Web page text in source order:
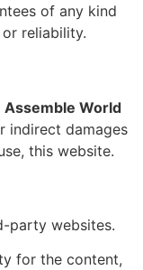
of any kind
reliability.
Assemble World
indirect damages
this website.
party websites.
for the content,